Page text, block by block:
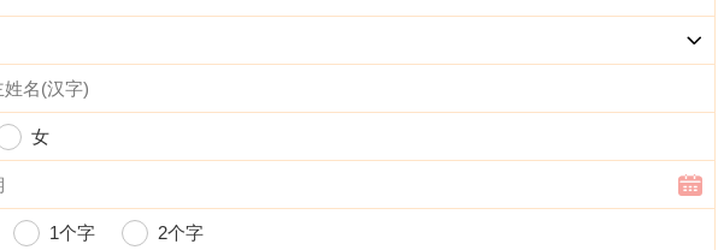
女
1个字 2个字